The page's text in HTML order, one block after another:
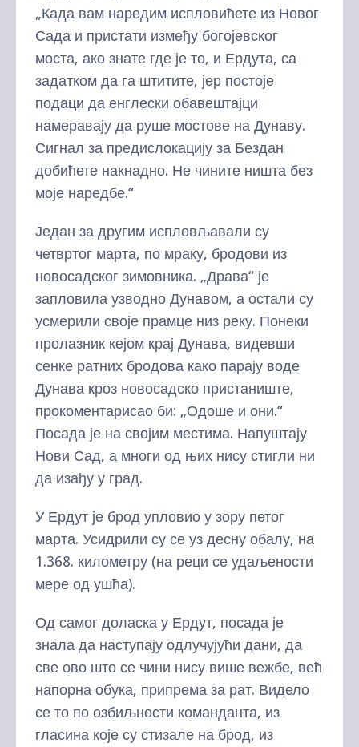
„Када вам наредим испловићете из Новог
Сада и пристати између богојевског
моста, ако знате где је то, и Ердута, са
задатком да га штитите, јер постоје
подаци да енглески обавештајци
намеравају да руше мостове на Дунаву.
Сигнал за предислокацију за Бездан
добићете накнадно. Не чините ништа без
моје наредбе.“
Један за другим испловљавали су
четвртог марта, по мраку, бродови из
новосадског зимовника. „Драва“ је
запловила узводно Дунавом, а остали су
усмерили своје прамце низ реку. Понеки
пролазник кејом крај Дунава, видевши
сенке ратних бродова како парају воде
Дунава кроз новосадско пристаниште,
прокоментарисао би: „Одоше и они.“
Посада је на својим местима. Напуштају
Нови Сад, а многи од њих нису стигли ни
да изађу у град.
У Ердут је брод упловио у зору петог
марта. Усидрили су се уз десну обалу, на
1.368. километру (на реци се удаљености
мере од ушћа).
Од самог доласка у Ердут, посада је
знала да наступају одлучујући дани, да
све ово што се чини нису више вежбе, већ
напорна обука, припрема за рат. Видело
се то по озбиљности команданта, из
гласина које су стизале на брод, из